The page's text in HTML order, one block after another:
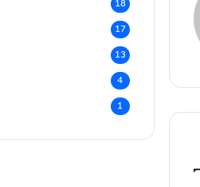
18
17
13
4
1